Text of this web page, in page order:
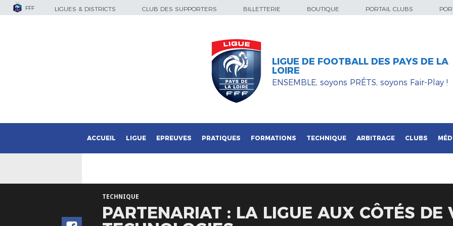
FFF LIGUES & DISTRICTS CLUB DES SUPPORTERS BILLETTERIE BOUTIQUE PORTAIL CLUBS
LIGUE DE FOOTBALL DES PAYS DE LA
LOIRE
ENSEMBLE, soyons PRÊTS, soyons Fair-Play !
ACCUEIL LIGUE EPREUVES PRATIQUES FORMATIONS TECHNIQUE ARBITRAGE CLUBS
TECHNIQUE
PARTENARIAT : LA LIGUE AUX CÔTÉS DE